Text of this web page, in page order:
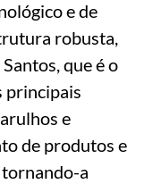
e de
robusta,
que é o
principais
e
de produtos e
a